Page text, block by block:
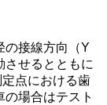
接線方向（Y
させるとともに
点における歯
場合はテスト